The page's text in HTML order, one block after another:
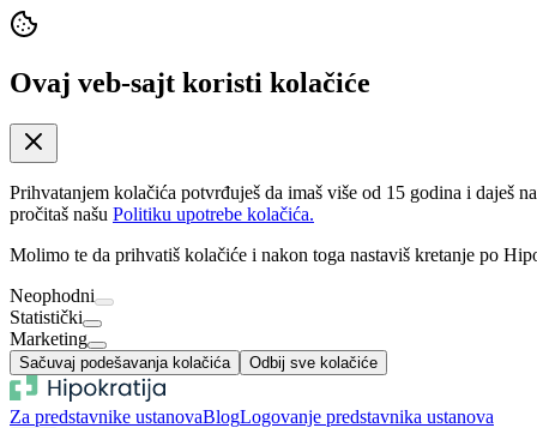
Ovaj veb-sajt koristi kolačiće
Prihvatanjem kolačića potvrđuješ da imaš više od 15 godina i daješ
pročitaš našu Politiku upotrebe kolačića.
Molimo te da prihvatiš kolačiće i nakon toga nastaviš kretanje po
Neophodni
Statistički
Marketing
Sačuvaj podešavanja kolačića Odbij sve kolačiće
Za predstavnike ustanovaBlogLogovanje predstavnika ustanova